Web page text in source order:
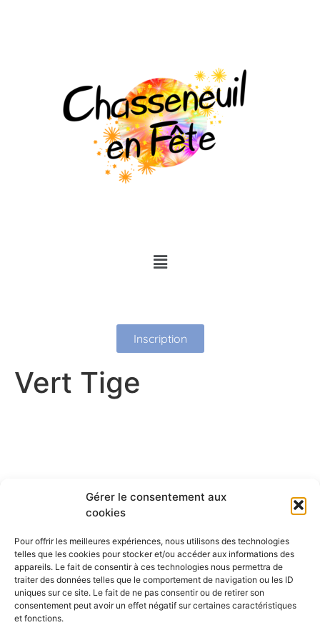
Gérer le consentement aux
cookies
Pour offrir les meilleures expériences, nous utilisons des technologies
telles que les cookies pour stocker et/ou accéder aux informations des
appareils. Le fait de consentir à ces technologies nous permettra de
traiter des données telles que le comportement de navigation ou les ID
uniques sur ce site. Le fait de ne pas consentir ou de retirer son
consentement peut avoir un effet négatif sur certaines caractéristiques
et fonctions.
Inscription
Vert Tige